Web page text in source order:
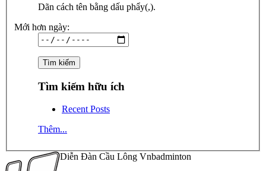
Dãn cách tên bằng dấu phẩy(,).
Mới hơn ngày:
Tìm kiếm hữu ích
Recent Posts
Thêm...
Diễn Đàn Cầu Lông Vnbadminton